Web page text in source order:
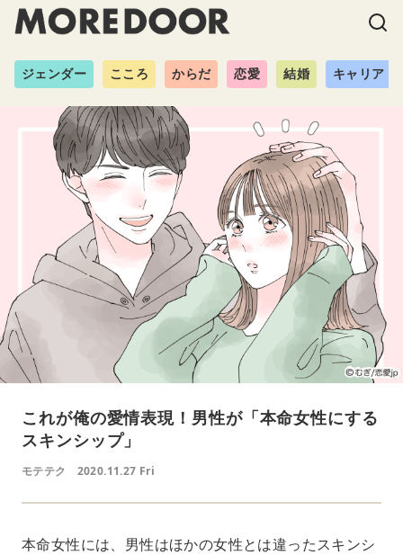
ジェンダー こころ からだ 恋愛 結婚 キャリア
これが俺の愛情表現！男性が「本命女性にする
スキンシップ」
モテテク 2020.11.27 Fri
本命女性には、男性はほかの女性とは違ったスキンシ